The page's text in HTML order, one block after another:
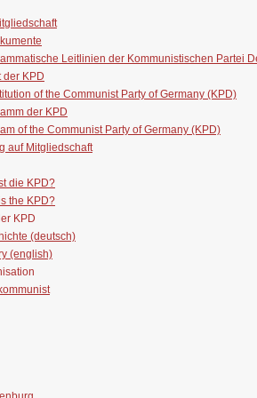
Leitlinien der Kommunistischen Partei
der KPD
of the Communist Party of Germany (KPD)
der KPD
of the Communist Party of Germany (KPD)
auf Mitgliedschaft
die KPD?
the KPD?
KPD
(deutsch)
(english)